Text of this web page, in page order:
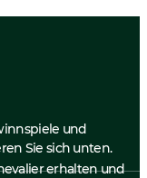
und
Sie sich unten.
erhalten und